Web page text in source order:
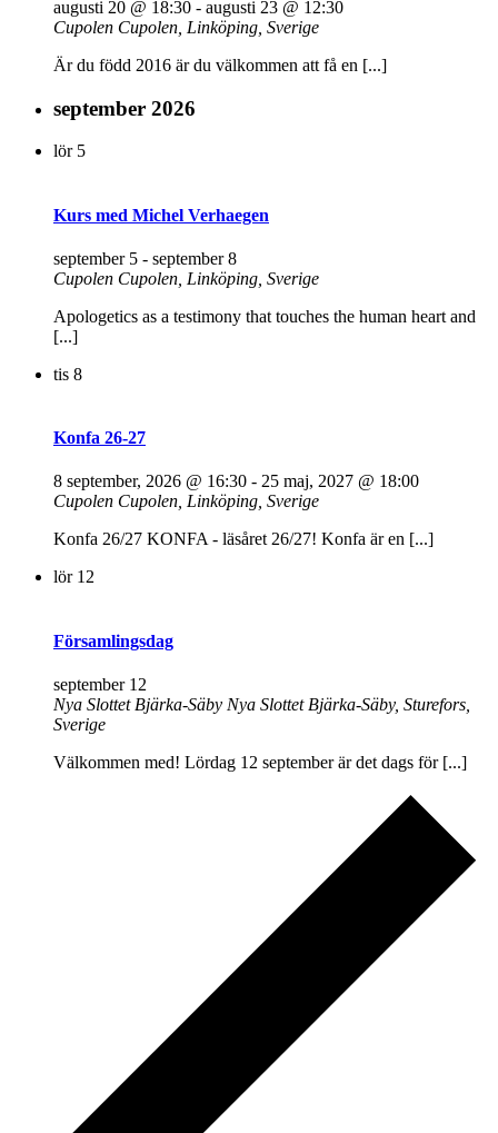
augusti 20 @ 18:30 - augusti 23 @ 12:30
Cupolen Cupolen, Linköping, Sverige
Är du född 2016 är du välkommen att få en [...]
september 2026
lör 5
Kurs med Michel Verhaegen
september 5 - september 8
Cupolen Cupolen, Linköping, Sverige
Apologetics as a testimony that touches the human heart and
[...]
tis 8
Konfa 26-27
8 september, 2026 @ 16:30 - 25 maj, 2027 @ 18:00
Cupolen Cupolen, Linköping, Sverige
Konfa 26/27 KONFA - läsåret 26/27! Konfa är en [...]
lör 12
Församlingsdag
september 12
Nya Slottet Bjärka-Säby Nya Slottet Bjärka-Säby, Sturefors,
Sverige
Välkommen med! Lördag 12 september är det dags för [...]